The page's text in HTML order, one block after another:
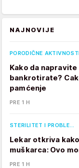
NAJNOVIJE
PORODIČNE
Kako da
bankrotirate?
pamćenje
PRE 1 H
STERILITET I PROBLE…
Lekar otkriva
muškarca: Ovo
PRE 1 H